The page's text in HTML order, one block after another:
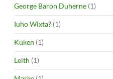
George Baron Duherne (1)
Iuho Wixta? (1)
Küken (1)
Leith (1)